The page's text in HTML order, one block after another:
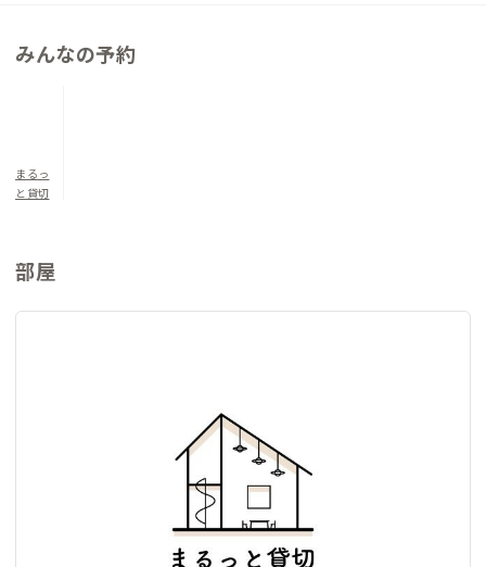
すが、家のある江戸川区は東京23区で最大面積を誇る公園の多
▼寝室について
みんなの予約
まるっ
と貸切
部屋